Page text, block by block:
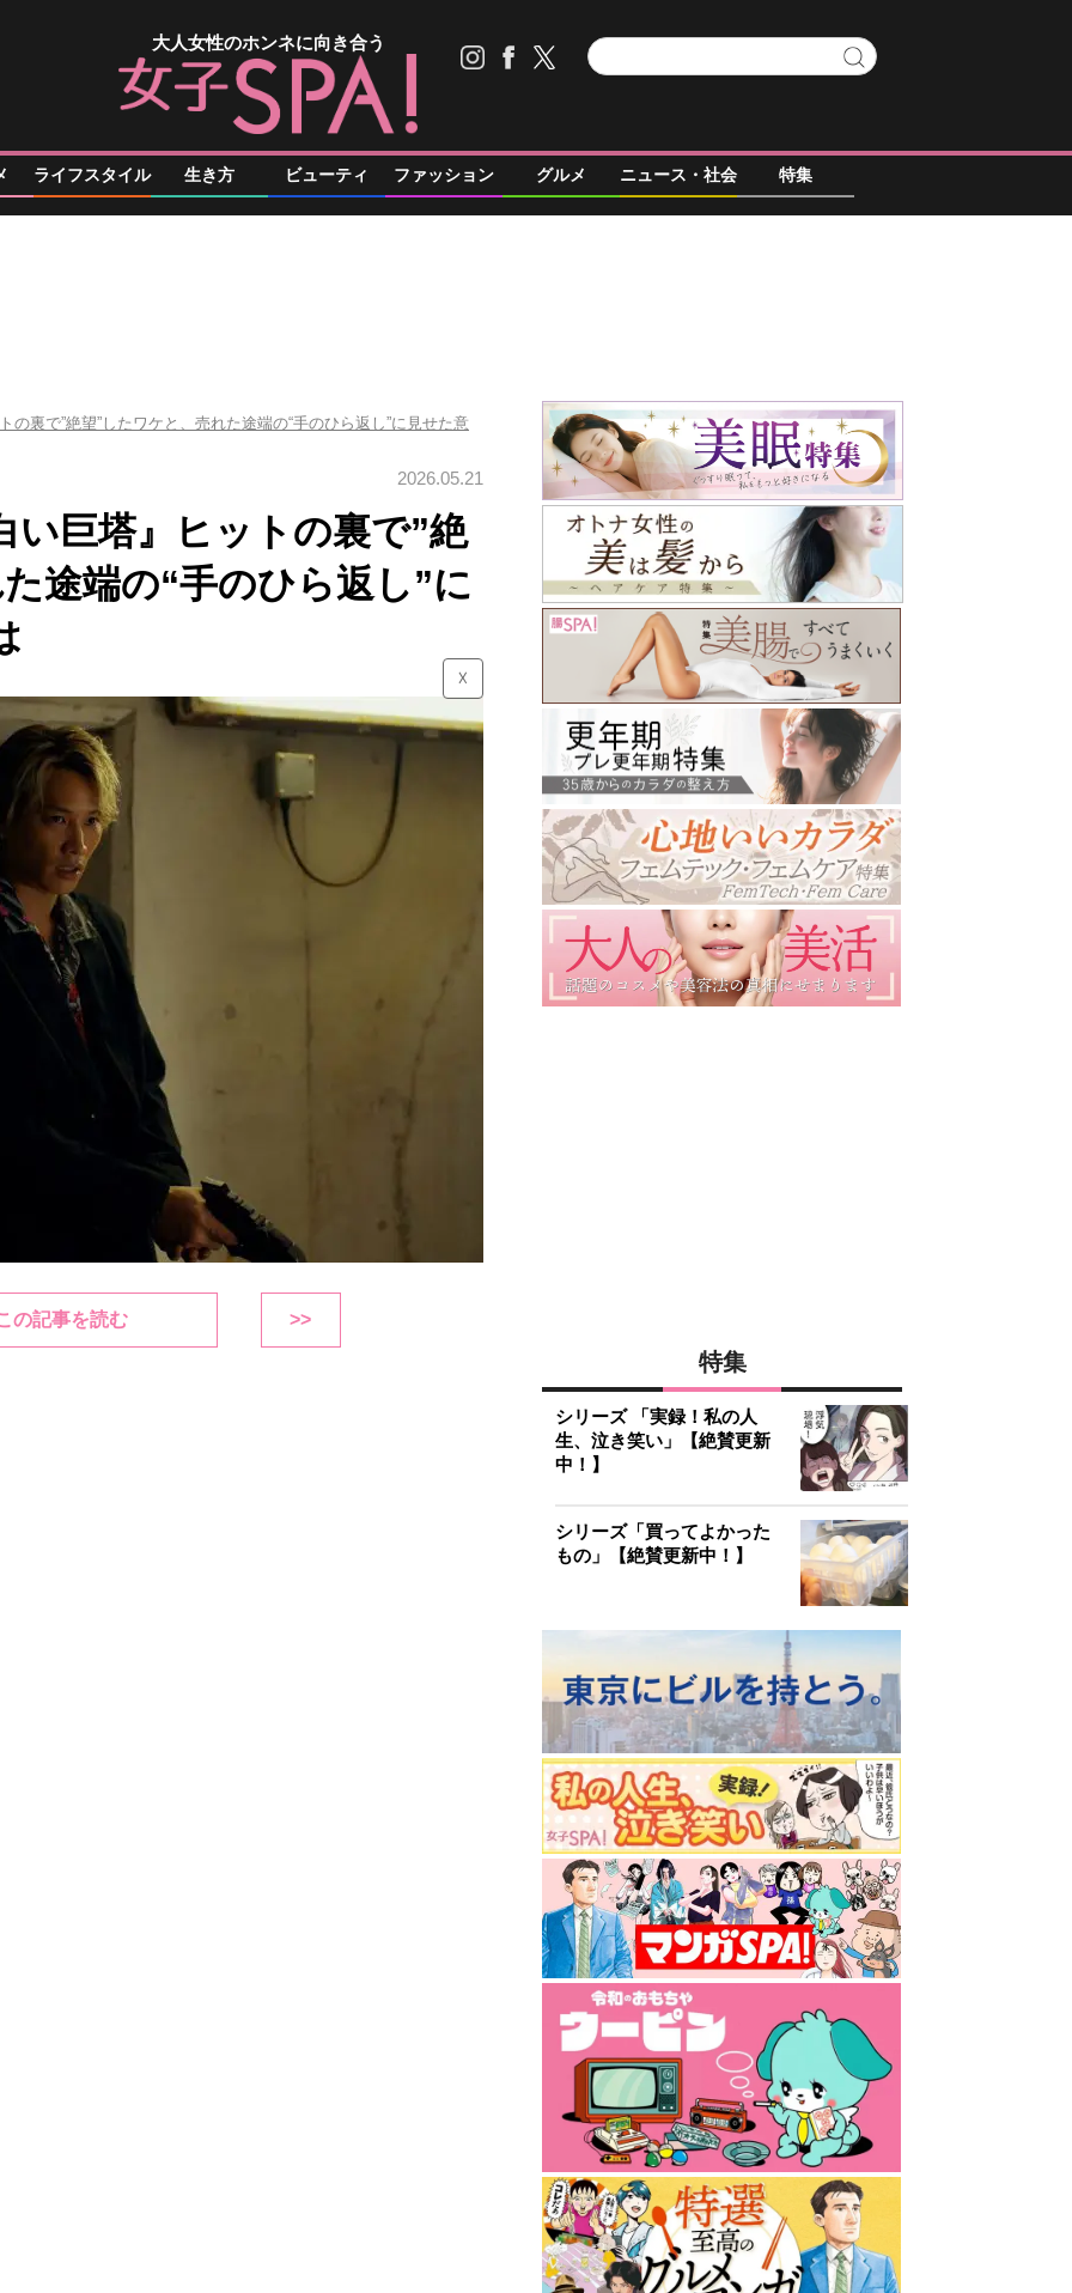
大人女性のホンネに向き合う
ライフスタイル 生き方 ビューティ ファッション グルメ ニュース・社会 特集
裏で”絶望”したワケと、売れた途端の“手のひら返し”に見せた意
2026.05.21
い巨塔』ヒットの裏で”絶
途端の“手のひら返し”に
☓
の記事を読む >>
特集
シリーズ 「実録！私の人
生、泣き笑い」【絶賛更新
中！】
シリーズ「買ってよかった
もの」【絶賛更新中！】